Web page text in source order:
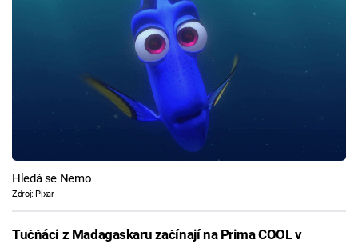
Hledá se Nemo
Zdroj: Pixar
Tučňáci z Madagaskaru začínají na Prima COOL v